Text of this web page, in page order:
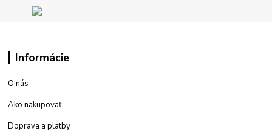
Informácie
O nás
Ako nakupovať
Doprava a platby